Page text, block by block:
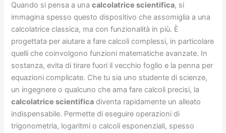
Quando si pensa a unacalcolatrice scientifica, si
immagina spesso questo dispositivo che assomiglia a una
calcolatrice classica, ma con funzionalità in più. È
progettata per aiutare a fare calcoli complessi, in particolare
quelli che coinvolgono funzioni matematiche avanzate. In
sostanza, evita di tirare fuori il vecchio foglio e la penna per
equazioni complicate. Che tu sia uno studente di scienze,
un ingegnere o qualcuno che ama fare calcoli precisi, la
calcolatrice scientifica diventa rapidamente un alleato
indispensabile. Permette di eseguire operazioni di
trigonometria, logaritmi o calcoli esponenziali, spesso